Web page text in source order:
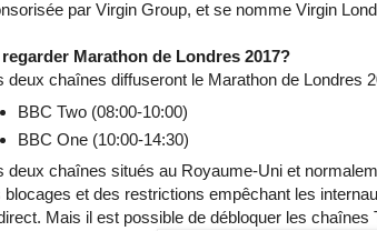
par Virgin Group, et se nomme Virgin
Marathon de Londres 2017?
deux chaînes diffuseront le Marathon de Londres
BBC Two (08:00-10:00)
BBC One (10:00-14:30)
deux chaînes situés au Royaume-Uni et
blocages et des restrictions empêchant les
Mais il est possible de débloquer les